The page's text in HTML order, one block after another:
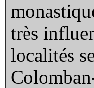
très
localités